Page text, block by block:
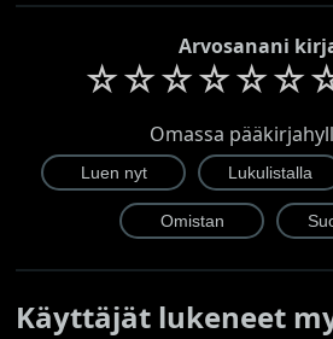
Arvosanani
☆☆☆☆☆☆
Omassa
Käyttäjät lukeneet